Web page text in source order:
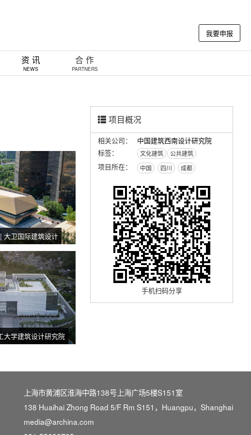
我要申报
资 讯
NEWS
合 作
PARTNERS
大卫国际建筑设计
大学建筑设计研究院
项目概况
相关公司：
中国建筑西南设计研究院
标签：
文化建筑 公共建筑
项目所在： 中国 四川 成都
手机扫码分享
上海市黄浦区淮海中路138号上海广场5楼S151室
138 Huaihai Zhong Road 5/F Rm S151，Huangpu，Shanghai
media@archina.com